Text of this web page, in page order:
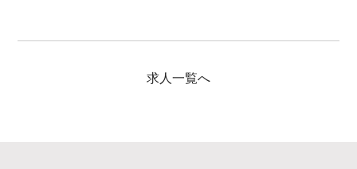
求人一覧へ